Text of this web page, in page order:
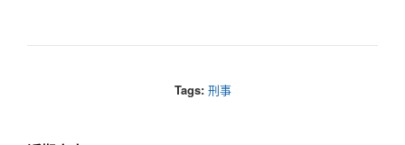
Tags: 刑事